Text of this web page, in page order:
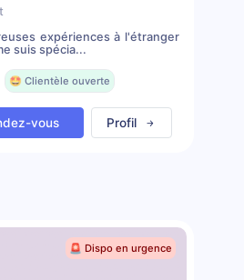
expériences à l'étranger
suis spécia...
🤩 Clientèle ouverte
vous Profil
🚨 Dispo en urgence